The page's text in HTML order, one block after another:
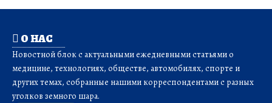
О НАС
Новостной блок с актуальными ежедневными статьями о
медицине, технологиях, обществе, автомобилях, спорте и
других темах, собранные нашими корреспондентами с разных
уголков земного шара.